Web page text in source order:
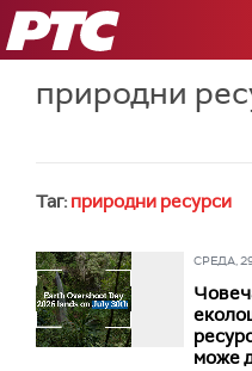
РТС
природни
Таг: природни ресурси
СРЕДА,
може